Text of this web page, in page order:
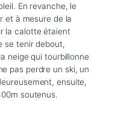
En revanche, le
et à mesure de la
la calotte étaient
se tenir debout,
neige qui tourbillonne
pas perdre un ski, un
ensuite,
soutenus.